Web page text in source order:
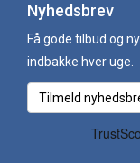
Nyhedsbrev
Få gode tilbud og
indbakke hver uge.
Tilmeld